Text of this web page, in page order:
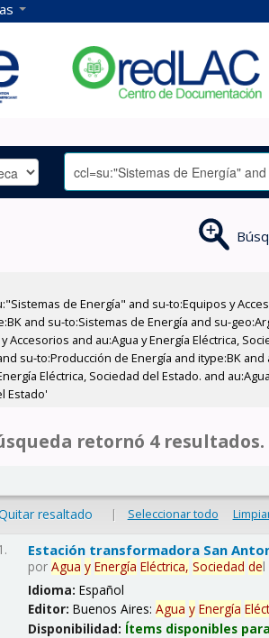
de Energía" and su-to:Equipos y
and su-to:Sistemas de Energía and su-
and au:Agua y Energía Eléctrica,
su-to:Producción de Energía and itype:BK
Eléctrica, Sociedad del Estado. and
Estado'
retornó 4 resultados.
resaltado | Seleccionar todo
Estación transformadora San
porAgua y Energía Eléctrica, Sociedad del
Idioma:Español
Editor:Buenos Aires:Agua y Energía
Disponibilidad: Ítems disponibles